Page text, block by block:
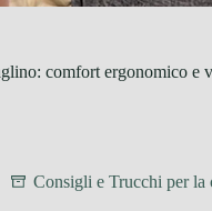
comfort ergonomico e
Consigli e Trucchi per la